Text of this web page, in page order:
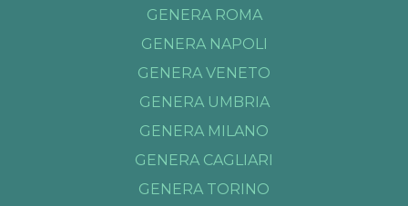
GENERA ROMA
GENERA NAPOLI
GENERA VENETO
GENERA UMBRIA
GENERA MILANO
GENERA CAGLIARI
GENERA TORINO